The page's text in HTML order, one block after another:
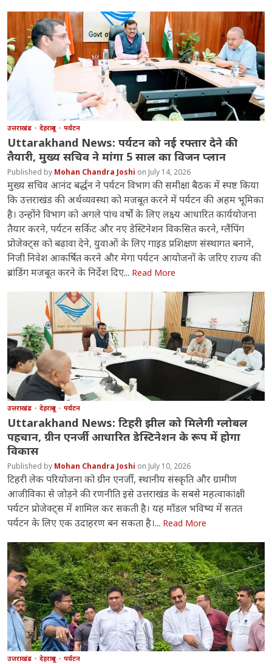
उत्तराखंड देहरादून पर्यटन
Uttarakhand News: पर्यटन को नई रफ्तार देने की
तैयारी, मुख्य सचिव ने मांगा 5 साल का विजन प्लान
Mohan Chandra Joshi July 14, 2026
मुख्य सचिव आनंद बर्द्धन ने पर्यटन विभाग की समीक्षा बैठक में स्पष्ट किया
कि उत्तराखंड की अर्थव्यवस्था को मजबूत करने में पर्यटन की अहम भूमिका
है। उन्होंने विभाग को अगले पांच वर्षों के लिए लक्ष्य आधारित कार्ययोजना
तैयार करने, पर्यटन सर्किट और नए डेस्टिनेशन विकसित करने, ग्लैंपिंग
प्रोजेक्ट्स को बढ़ावा देने, युवाओं के लिए गाइड प्रशिक्षण संस्थागत बनाने,
निजी निवेश आकर्षित करने और मेगा पर्यटन आयोजनों के जरिए राज्य की
ब्रांडिंग मजबूत करने के निर्देश दिए... Read More
उत्तराखंड देहरादून पर्यटन
Uttarakhand News: टिहरी झील को मिलेगी ग्लोबल
पहचान, ग्रीन एनर्जी आधारित डेस्टिनेशन के रूप में होगा
विकास
Mohan Chandra Joshi July 10, 2026
टिहरी लेक परियोजना को ग्रीन एनर्जी, स्थानीय संस्कृति और ग्रामीण
आजीविका से जोड़ने की रणनीति इसे उत्तराखंड के सबसे महत्वाकांक्षी
पर्यटन प्रोजेक्ट्स में शामिल कर सकती है। यह मॉडल भविष्य में सतत
पर्यटन के लिए एक उदाहरण बन सकता है।... Read More
उत्तराखंड देहरादून पर्यटन